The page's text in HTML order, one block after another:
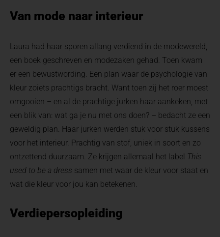
Van mode naar interieur
Laura had haar sporen allang verdiend in de modewereld,
een boek geschreven en modezaken gehad. Toen kwam
er een bewustwording. Een plan waar de psychologie van
kleur zoiets prachtigs bracht. Want toen zij het roer moest
omgooien – en al de prachtige jurken haar aankeken, met
een blik van: wat ga je nu met ons doen? – bedacht ze een
geweldig plan. Haar jurken werden stuk voor stuk kussens
voor het interieur. Prachtig van stof, uniek in soort en zo
ontzettend duurzaam. Ze krijgen allemaal het label This
used to be a dress samen met waar de kleur voor staat en
wat die kleur voor jou kan betekenen.
Verdiepersopleiding